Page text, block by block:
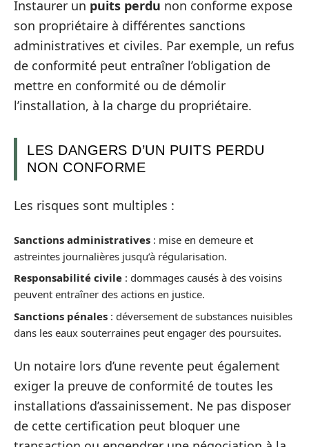
Instaurer un puits perdu non conforme expose
son propriétaire à différentes sanctions
administratives et civiles. Par exemple, un refus
de conformité peut entraîner l’obligation de
mettre en conformité ou de démolir
l’installation, à la charge du propriétaire.
LES DANGERS D’UN PUITS PERDU
NON CONFORME
Les risques sont multiples :
Sanctions administratives : mise en demeure et
astreintes journalières jusqu’à régularisation.
Responsabilité civile : dommages causés à des voisins
peuvent entraîner des actions en justice.
Sanctions pénales : déversement de substances nuisibles
dans les eaux souterraines peut engager des poursuites.
Un notaire lors d’une revente peut également
exiger la preuve de conformité de toutes les
installations d’assainissement. Ne pas disposer
de cette certification peut bloquer une